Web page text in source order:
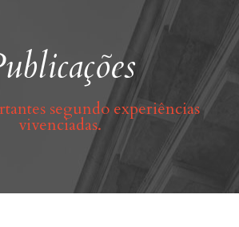
segundo experiências
vivenciadas.